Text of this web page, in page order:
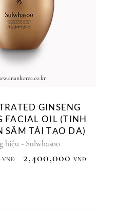
GINSENG
FACIAL OIL (TINH
SÂM TÁI TẠO DA)
hiệu - Sulwhasoo
VNĐ 2,400,000 VNĐ